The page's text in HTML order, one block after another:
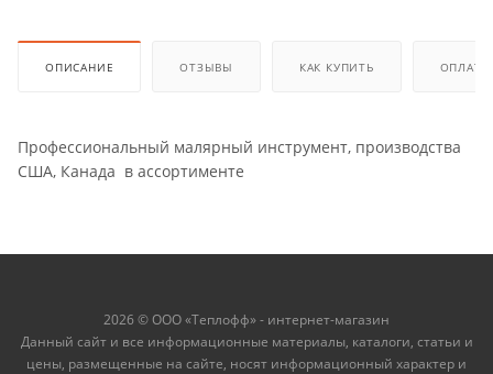
ОПИСАНИЕ ОТЗЫВЫ КАК КУПИТЬ ОПЛАТА
Профессиональный малярный инструмент, производства
США, Канада в ассортименте
2026 © ООО «Теплофф» - интернет-магазин
Данный сайт и все информационные материалы, каталоги, статьи и
цены, размещенные на сайте, носят информационный характер и